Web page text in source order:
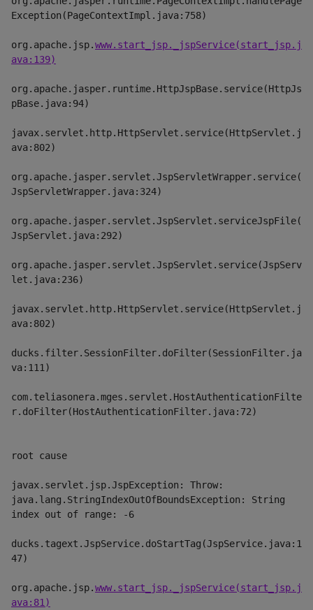
Exception(PageContextImpl.java:758)
org.apache.jsp.www.start_jsp._jspService(start_jsp.j
ava:139)
org.apache.jasper.runtime.HttpJspBase.service(HttpJs
pBase.java:94)
javax.servlet.http.HttpServlet.service(HttpServlet.j
ava:802)
org.apache.jasper.servlet.JspServletWrapper.service(
JspServletWrapper.java:324)
org.apache.jasper.servlet.JspServlet.serviceJspFile(
JspServlet.java:292)
org.apache.jasper.servlet.JspServlet.service(JspServ
let.java:236)
javax.servlet.http.HttpServlet.service(HttpServlet.j
ava:802)
ducks.filter.SessionFilter.doFilter(SessionFilter.ja
va:111)
com.teliasonera.mges.servlet.HostAuthenticationFilte
r.doFilter(HostAuthenticationFilter.java:72)
root cause
javax.servlet.jsp.JspException: Throw:
java.lang.StringIndexOutOfBoundsException: String
index out of range: -6
ducks.tagext.JspService.doStartTag(JspService.java:1
47)
org.apache.jsp.www.start_jsp._jspService(start_jsp.j
ava:81)